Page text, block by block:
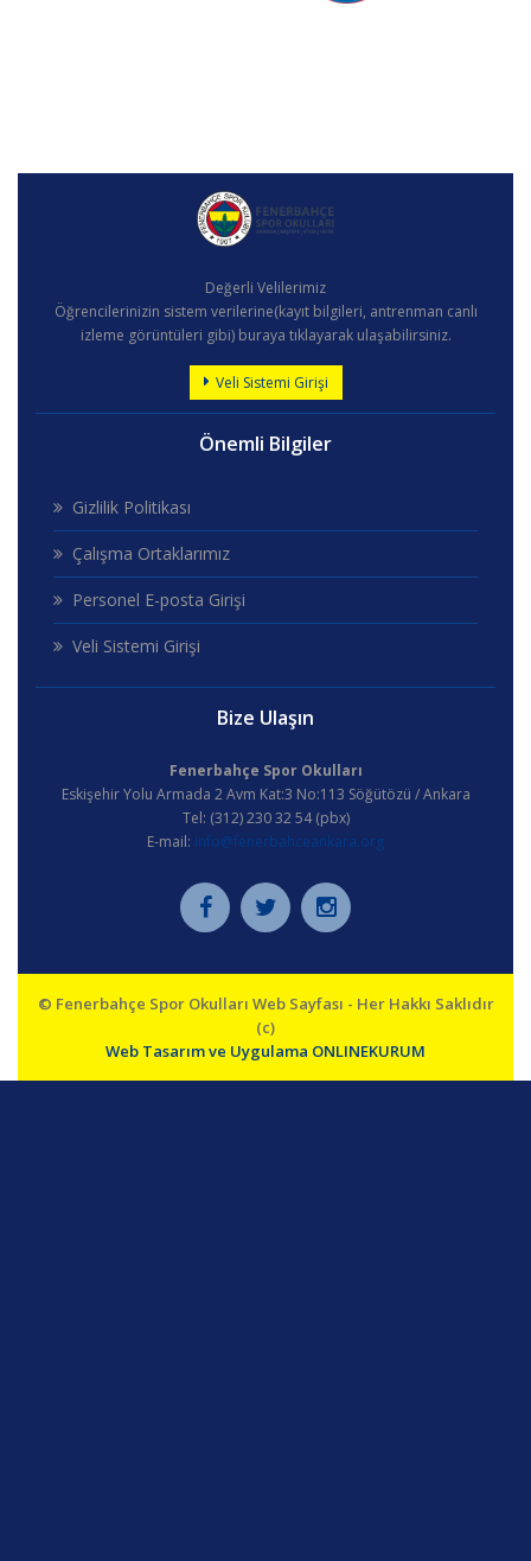
Değerli Velilerimiz
Öğrencilerinizin sistem verilerine(kayıt bilgileri, antrenman canlı
izleme görüntüleri gibi) buraya tıklayarak ulaşabilirsiniz.
Veli Sistemi Girişi
Önemli Bilgiler
Gizlilik Politikası
Çalışma Ortaklarımız
Personel E-posta Girişi
Veli Sistemi Girişi
Bize Ulaşın
Fenerbahçe Spor Okulları
Eskişehir Yolu Armada 2 Avm Kat:3 No:113 Söğütözü / Ankara
Tel: (312) 230 32 54 (pbx)
E-mail: info@fenerbahceankara.org
© Fenerbahçe Spor Okulları Web Sayfası - Her Hakkı Saklıdır
(c)
Web Tasarım ve Uygulama ONLINEKURUM